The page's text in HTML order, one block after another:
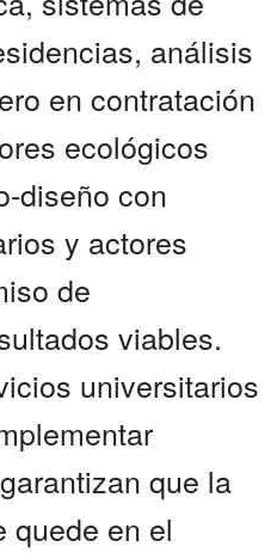
análisis
en contratación
ecológicos
diseño con
y actores
de
viables.
universitarios
que la
quede en el